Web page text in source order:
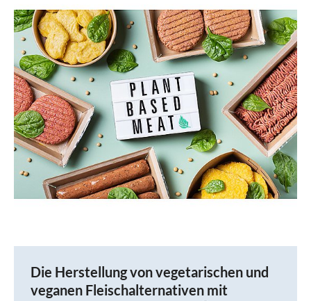
Die Herstellung von vegetarischen und
veganen Fleischalternativen mit